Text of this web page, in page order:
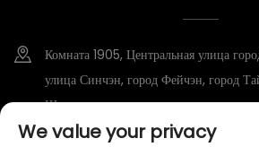
Комната 1905, Центральная улица
улица Синчэн, город Фейчэн, город
Шаньдун
We value your privacy